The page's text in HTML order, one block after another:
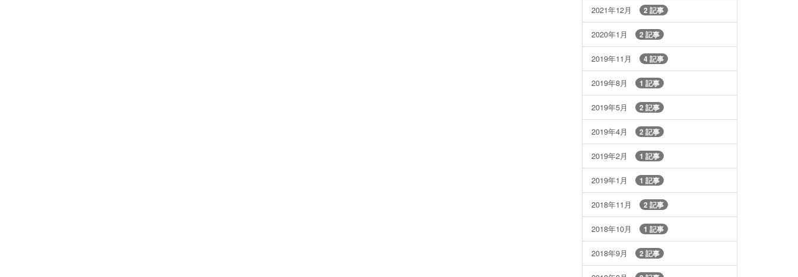
2021年12月 2 記事
2020年1月 2 記事
2019年11月 4 記事
2019年8月 1 記事
2019年5月 2 記事
2019年4月 2 記事
2019年2月 1 記事
2019年1月 1 記事
2018年11月 2 記事
2018年10月 1 記事
2018年9月 2 記事